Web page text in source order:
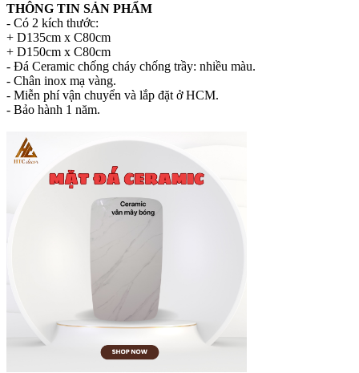
THÔNG TIN SẢN PHẨM
- Có 2 kích thước:
+ D135cm x C80cm
+ D150cm x C80cm
- Đá Ceramic chống cháy chống trầy: nhiều màu.
- Chân inox mạ vàng.
- Miễn phí vận chuyển và lắp đặt ở HCM.
- Bảo hành 1 năm.